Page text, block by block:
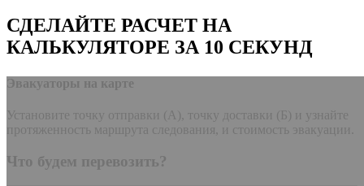
СДЕЛАЙТЕ РАСЧЕТ НА
КАЛЬКУЛЯТОРЕ ЗА 10 СЕКУНД
Эвакуаторы на карте
Установите точку отправки (А), точку доставки (Б) и узнайте
протяженность маршрута следования, и стоимость эвакуации.
Что будем перевозить?